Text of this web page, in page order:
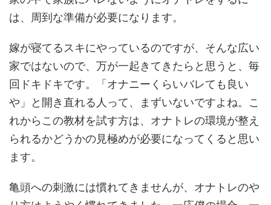
は、周到な準備が必要になります。
嫁が寝てるスキにやっているのですが、そんな広い
家ではないので、万が一起きてきたらと思うと、毎
回ドキドキです。「オナニーくらいバレても良い
や」と開き直れる人って、まずいないですよね。こ
れからこの教材を試す方は、オナトレの環境が整え
られるかどうかの見極めが必要になってくると思い
ます。
亀頭への刺激には慣れてきませんが、オナトレのや